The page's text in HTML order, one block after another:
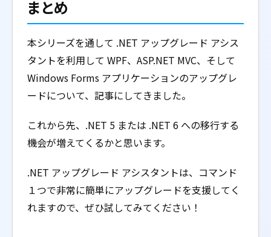
まとめ
本シリーズを通して .NET アップグレード アシス
タントを利用して WPF、ASP.NET MVC、そして
Windows Forms アプリケーションのアップグレ
ードについて、記事にしてきました。
これから先、.NET 5 または .NET 6 への移行する
機会が増えてくるかと思います。
.NET アップグレード アシスタントは、コマンド
１つで非常に簡単にアップグレードを支援してく
れますので、ぜひ試してみてください！